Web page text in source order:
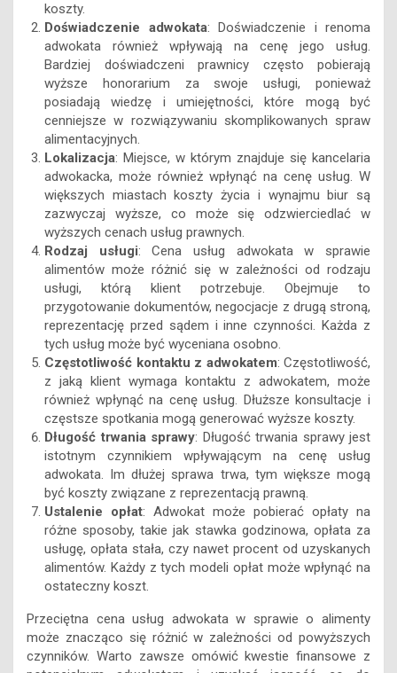
koszty.
Doświadczenie adwokata: Doświadczenie i renoma
adwokata również wpływają na cenę jego usług.
Bardziej doświadczeni prawnicy często pobierają
wyższe honorarium za swoje usługi, ponieważ
posiadają wiedzę i umiejętności, które mogą być
cenniejsze w rozwiązywaniu skomplikowanych spraw
alimentacyjnych.
Lokalizacja: Miejsce, w którym znajduje się kancelaria
adwokacka, może również wpłynąć na cenę usług. W
większych miastach koszty życia i wynajmu biur są
zazwyczaj wyższe, co może się odzwierciedlać w
wyższych cenach usług prawnych.
Rodzaj usługi: Cena usług adwokata w sprawie
alimentów może różnić się w zależności od rodzaju
usługi, którą klient potrzebuje. Obejmuje to
przygotowanie dokumentów, negocjacje z drugą stroną,
reprezentację przed sądem i inne czynności. Każda z
tych usług może być wyceniana osobno.
Częstotliwość kontaktu z adwokatem: Częstotliwość,
z jaką klient wymaga kontaktu z adwokatem, może
również wpłynąć na cenę usług. Dłuższe konsultacje i
częstsze spotkania mogą generować wyższe koszty.
Długość trwania sprawy: Długość trwania sprawy jest
istotnym czynnikiem wpływającym na cenę usług
adwokata. Im dłużej sprawa trwa, tym większe mogą
być koszty związane z reprezentacją prawną.
Ustalenie opłat: Adwokat może pobierać opłaty na
różne sposoby, takie jak stawka godzinowa, opłata za
usługę, opłata stała, czy nawet procent od uzyskanych
alimentów. Każdy z tych modeli opłat może wpłynąć na
ostateczny koszt.
Przeciętna cena usług adwokata w sprawie o alimenty
może znacząco się różnić w zależności od powyższych
czynników. Warto zawsze omówić kwestie finansowe z